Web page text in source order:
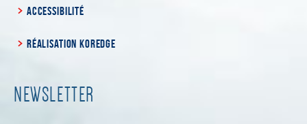
ACCESSIBILITÉ
RÉALISATION KOREDGE
NEWSLETTER